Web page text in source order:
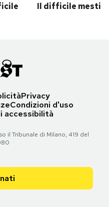
Il difficile
Privacy
Condizioni d'uso
accessibilità
il Tribunale di Milano, 419 del